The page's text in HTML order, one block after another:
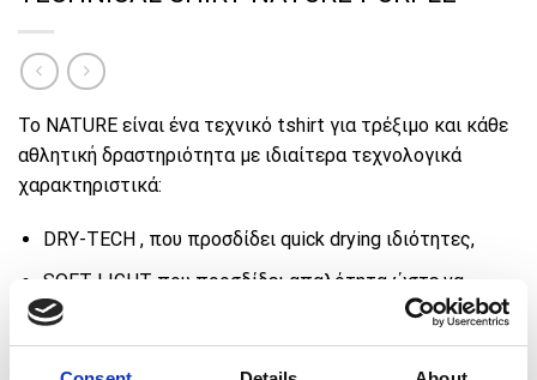
Το NATURE είναι ένα τεχνικό tshirt για τρέξιμο και κάθε
αθλητική δραστηριότητα με ιδιαίτερα τεχνολογικά
χαρακτηριστικά:
DRY-TECH , που προσδίδει quick drying ιδιότητες,
SOFT-LIGHT που προσδίδει απαλότητα ώστε να
αποφεύγονται οι ερεθισμοί του δέρματος από την
τριβή